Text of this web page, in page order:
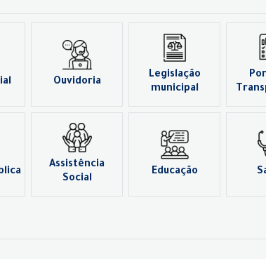
Ouvidoria
Legislação
municipal
Assistência
Social
Educação